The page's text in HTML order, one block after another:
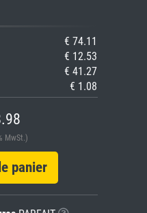
€ 74.11
€ 12.53
€ 41.27
€ 1.08
MwSt.)
panier